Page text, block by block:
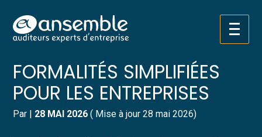
Aller
au
Créer et reprendre une activité
Gérer votre quotidien
Piloter votre entreprise
Développer votre entreprise
Pilotez votre gestion
Suivre votre comptabilité
Gérer vos ressources humaines
Dématérialiser vos documents
APPRENTISSAGE :
FORMALITÉS SIMPLIFIÉES
POUR LES ENTREPRISES
Par | 28 MAI 2026 ( Mise à jour 28 mai 2026)